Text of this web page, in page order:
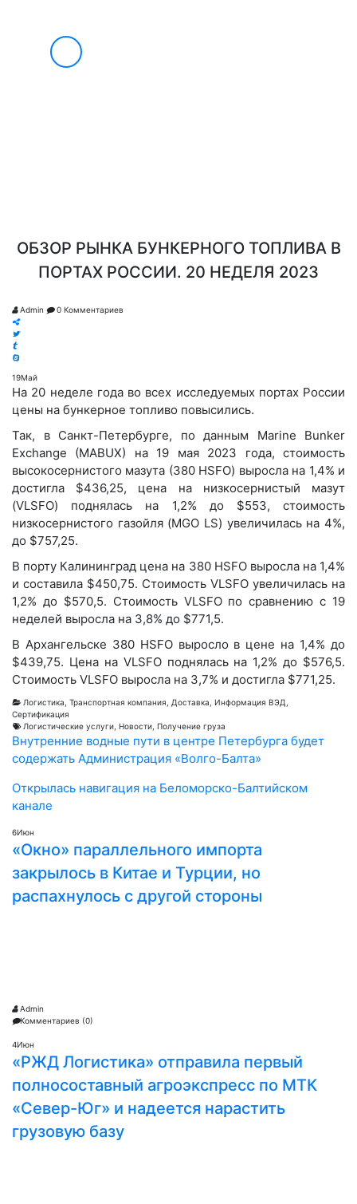
ОБЗОР РЫНКА БУНКЕРНОГО ТОПЛИВА В
ПОРТАХ РОССИИ. 20 НЕДЕЛЯ 2023
Admin 0 Комментариев
19Май
На 20 неделе года во всех исследуемых портах России
цены на бункерное топливо повысились.
Так, в Санкт-Петербурге, по данным Marine Bunker
Exchange (MABUX) на 19 мая 2023 года, стоимость
высокосернистого мазута (380 HSFO) выросла на 1,4% и
достигла $436,25, цена на низкосернистый мазут
(VLSFO) поднялась на 1,2% до $553, стоимость
низкосернистого газойля (MGO LS) увеличилась на 4%,
до $757,25.
В порту Калининград цена на 380 HSFO выросла на 1,4%
и составила $450,75. Стоимость VLSFO увеличилась на
1,2% до $570,5. Стоимость VLSFO по сравнению с 19
неделей выросла на 3,8% до $771,5.
В Архангельске 380 HSFO выросло в цене на 1,4% до
$439,75. Цена на VLSFO поднялась на 1,2% до $576,5.
Стоимость VLSFO выросла на 3,7% и достигла $771,25.
Логистика Транспортная компания Доставка Информация ВЭД
Сертификация
Логистические услуги Новости Получение груза
Post
navigation
Внутренние водные пути в центре Петербурга будет
содержать Администрация «Волго-Балта»
Открылась навигация на Беломорско-Балтийском
канале
6Июн
«Окно» параллельного импорта
закрылось в Китае и Турции, но
распахнулось с другой стороны
Admin
Комментариев (0)
4Июн
«РЖД Логистика» отправила первый
полносоставный агроэкспресс по МТК
«Север-Юг» и надеется нарастить
грузовую базу